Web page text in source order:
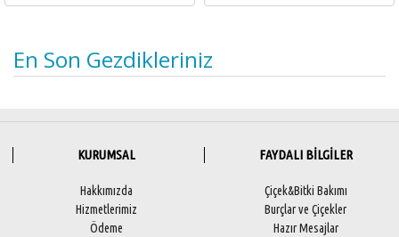
En Son Gezdikleriniz
KURUMSAL
Hakkımızda
Hizmetlerimiz
Ödeme
FAYDALI BİLGİLER
Çiçek&Bitki Bakımı
Burçlar ve Çiçekler
Hazır Mesajlar